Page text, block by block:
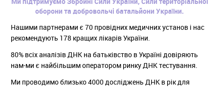
оборони та добровольчі батальйони України.
Нашими партнерами є 70 провідних медичних установ і нас
рекомендують 178 кращих лікарів України.
80% всіх аналізів ДНК на батьківство в Україні довіряють
нам-ми є найбільшим оператором ринку ДНК тестування.
Ми проводимо близько 4000 досліджень ДНК в рік для